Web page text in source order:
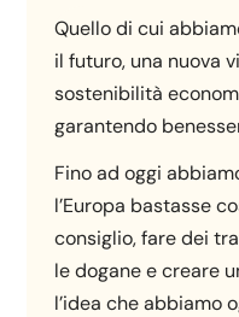
Quello di cui
il futuro, una nuova
sostenibilità
garantendo
Fino ad oggi
l’Europa bastasse
consiglio, fare dei
le dogane e creare
l’idea che abbiamo